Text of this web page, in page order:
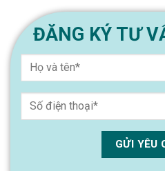
ĐĂNG KÝ TƯ